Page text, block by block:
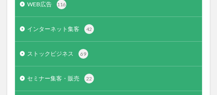
WEB広告 116
インターネット集客 42
ストックビジネス 69
セミナー集客・販売 22